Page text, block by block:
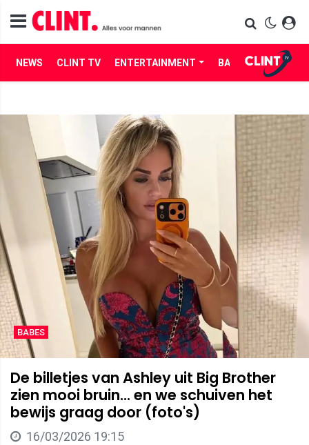
NEWS CLINT TV ENTERTAINMENT BABES LIFE
BABES
De billetjes van Ashley uit Big Brother
zien mooi bruin... en we schuiven het
bewijs graag door (foto's)
16/03/2026 19:15